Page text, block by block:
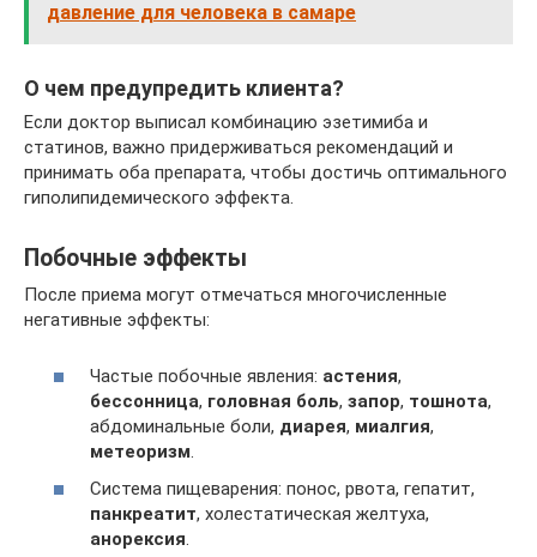
давление для человека в самаре
О чем предупредить клиента?
Если доктор выписал комбинацию эзетимиба и
статинов, важно придерживаться рекомендаций и
принимать оба препарата, чтобы достичь оптимального
гиполипидемического эффекта.
Побочные эффекты
После приема могут отмечаться многочисленные
негативные эффекты:
Частые побочные явления: астения,
бессонница, головная боль, запор, тошнота,
абдоминальные боли, диарея, миалгия,
метеоризм
Система пищеварения: понос, рвота, гепатит,
панкреатит, холестатическая желтуха,
анорексия.